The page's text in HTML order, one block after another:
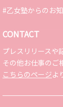
#乙女塾からのお
CONTACT
プレスリリースや
その他お仕事のご
こちらのページよ